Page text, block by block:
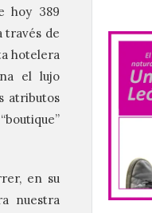
hoy 389
través de
hotelera
el lujo
atributos
en su
nuestra
9